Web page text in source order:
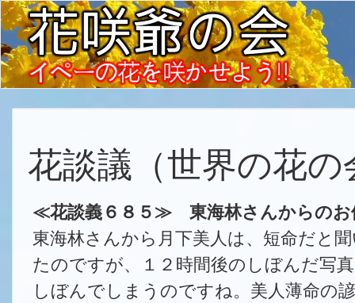
花談議（世界の花の
≪花談義６８５≫ 東海林さんからのお
東海林さんから月下美人は、短命だと
たのですが、１２時間後のしぼんだ写
しぼんでしまうのですね。美人薄命の